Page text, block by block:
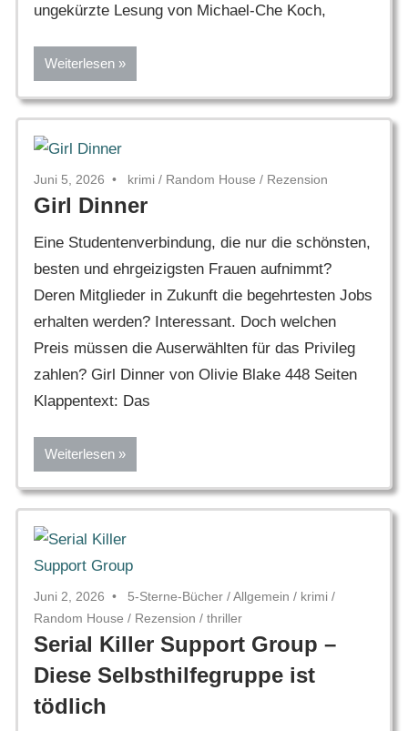
ungekürzte Lesung von Michael-Che Koch,
Weiterlesen
Juni 5, 2026 krimi / Random House / Rezension
Girl Dinner
Eine Studentenverbindung, die nur die schönsten,
besten und ehrgeizigsten Frauen aufnimmt?
Deren Mitglieder in Zukunft die begehrtesten Jobs
erhalten werden? Interessant. Doch welchen
Preis müssen die Auserwählten für das Privileg
zahlen? Girl Dinner von Olivie Blake 448 Seiten
Klappentext: Das
Weiterlesen
Juni 2, 2026 5-Sterne-Bücher /Allgemein / krimi /
Random House / Rezension / thriller
Serial Killer Support Group –
Diese Selbsthilfegruppe ist
tödlich